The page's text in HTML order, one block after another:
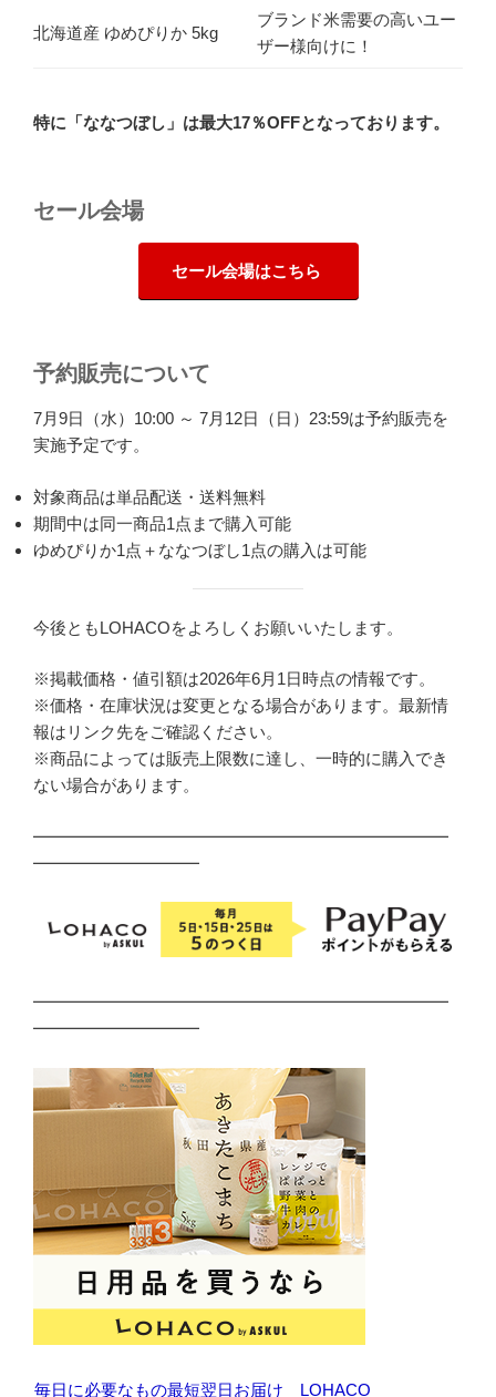
北海道産 ゆめぴりか 5kg
ブランド米需要の高いユー
ザー様向けに！
特に「ななつぼし」は最大17％OFFとなっております。
セール会場
セール会場はこちら
予約販売について
7月9日（水）10:00 ～ 7月12日（日）23:59は予約販売を
実施予定です。
対象商品は単品配送・送料無料
期間中は同一商品1点まで購入可能
ゆめぴりか1点＋ななつぼし1点の購入は可能
今後ともLOHACOをよろしくお願いいたします。
※掲載価格・値引額は2026年6月1日時点の情報です。
※価格・在庫状況は変更となる場合があります。最新情
報はリンク先をご確認ください。
※商品によっては販売上限数に達し、一時的に購入でき
ない場合があります。
━━━━━━━━━━━━━━━━━━━━━━━━━
━━━━━━━━━━
━━━━━━━━━━━━━━━━━━━━━━━━━
━━━━━━━━━━
毎日に必要なもの最短翌日お届け LOHACO